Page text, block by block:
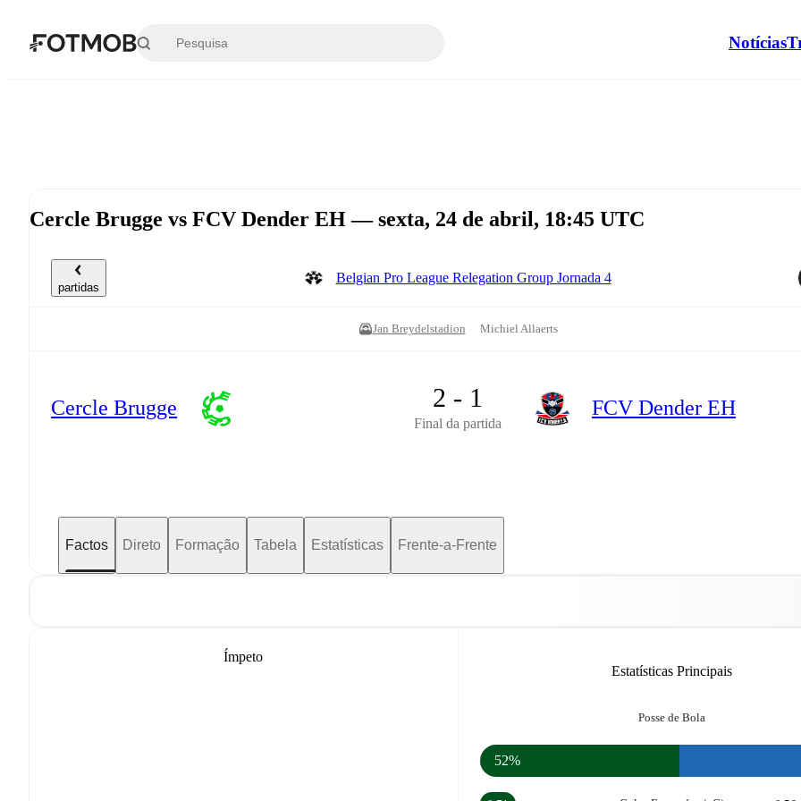
Notícias
Cercle Brugge vs FCV Dender EH — sexta, 24 de abril, 18:45 UTC
partidas
Belgian Pro League Relegation Group Jornada 4
Jan Breydelstadion Michiel Allaerts
Cercle Brugge 2 - 1
Final da partida
FCV Dender EH
Factos Direto Formação Tabela Estatísticas Frente-a-Frente
Ímpeto
Estatísticas Principais
Posse de Bola
52%